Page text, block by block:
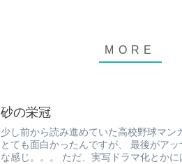
砂の栄冠
少し前から読み進めていた高校野球マンガ 「砂の栄冠」 をついに読破(・∀・)b 道
とても面白かったんですが、 最後がアッサリ終わってしまい、 ちょっと消化不良気味
な感じ。。。 ただ、実写ドラマ化と